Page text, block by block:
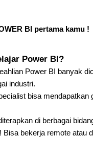
BI pertama kamu !
Power BI?
Power BI banyak
industri.
bisa mendapatkan
di berbagai
Bisa bekerja remote atau